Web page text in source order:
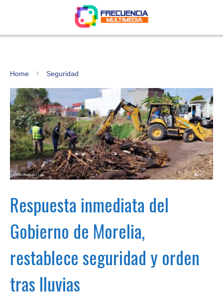
Home Seguridad
Respuesta inmediata del
Gobierno de Morelia,
restablece seguridad y orden
tras lluvias